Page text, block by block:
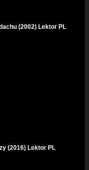
(2002) Lektor PL
(2016) Lektor PL